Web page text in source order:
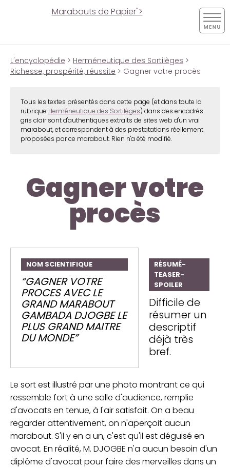
Marabouts de Papier">
L'encyclopédie > Herméneutique des Sortilèges >
Richesse, prospérité, réussite > Gagner votre procès
Tous les textes présentés dans cette page (et dans toute la
rubrique Herméneutique des Sortilèges) dans des encadrés
gris clair sont d'authentiques extraits de sites web d'un vrai
marabout, et correspondent à des prestatations réellement
proposées par ce marabout. Rien n'a été modifié.
Gagner votre
procès
NOM SCIENTIFIQUE
“GAGNER VOTRE
PROCES AVEC LE
GRAND MARABOUT
GAMBADA DJOGBE LE
PLUS GRAND MAITRE
DU MONDE”
RÉSUMÉ-
TEASER-
SPOILER
Difficile de
résumer un
descriptif
déjà très
bref.
Le sort est illustré par une photo montrant ce qui
ressemble fort à une salle d'audience, remplie
d'avocats en tenue, à l'air satisfait. On a beau
regarder attentivement, on n'aperçoit aucun
marabout. S'il y en a un, c'est qu'il est déguisé en
avocat. En réalité, M. DJOGBE n'a aucun besoin d'un
diplôme d'avocat pour faire des merveilles dans un